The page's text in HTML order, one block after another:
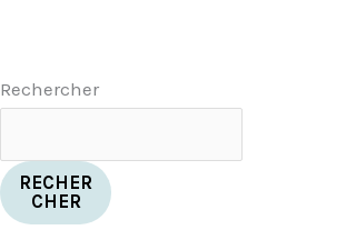
Rechercher
RECHER
CHER